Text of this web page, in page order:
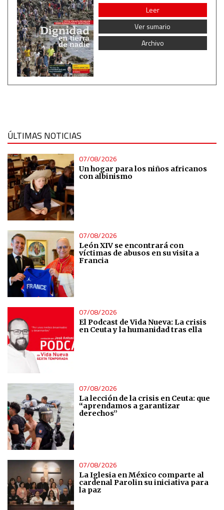
Leer
Ver sumario
Archivo
ÚLTIMAS NOTICIAS
07/08/2026
Un hogar para los niños africanos
con albinismo
07/08/2026
León XIV se encontrará con
víctimas de abusos en su visita a
Francia
07/08/2026
El Podcast de Vida Nueva: La crisis
en Ceuta y la humanidad tras ella
07/08/2026
La lección de la crisis en Ceuta: que
“aprendamos a garantizar
derechos”
07/08/2026
La Iglesia en México comparte al
cardenal Parolin su iniciativa para
la paz